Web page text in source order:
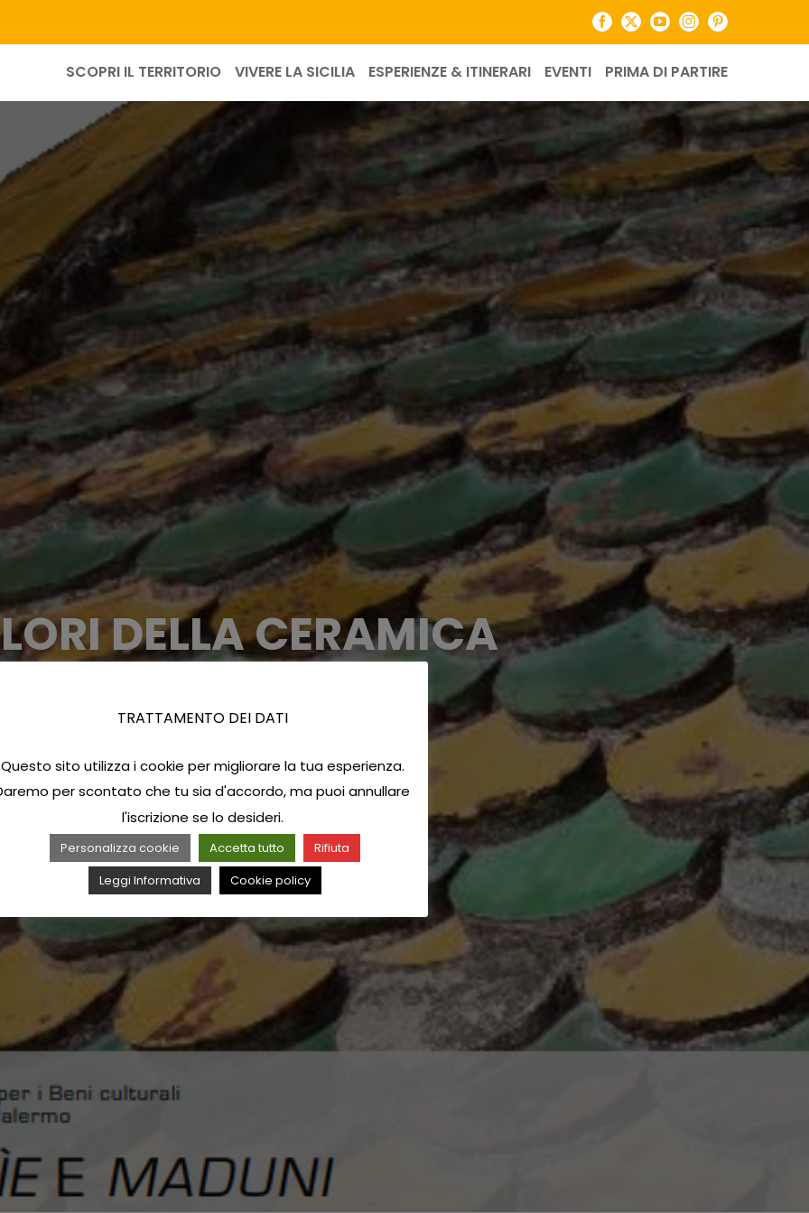
Facebook
X YouTubeInstagramPinterest
SCOPRI IL TERRITORIO VIVERE LA SICILIA ESPERIENZE & ITINERARI EVENTI PRIMA DI PARTIRE
DELLA CERAMICA
TRATTAMENTO DEI DATI
Questo sito utilizza i cookie per migliorare la tua esperienza.
per scontato che tu sia d'accordo, ma puoi annullare
l'iscrizione se lo desideri.
Personalizza cookie Accetta tutto
Rifiuta
Leggi Informativa
Cookie policy